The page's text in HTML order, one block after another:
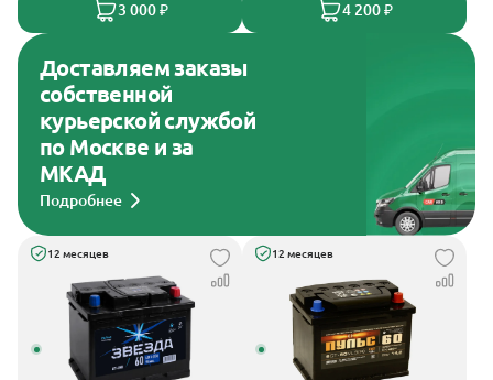
3 000 ₽ 4 200 ₽
Доставляем заказы
собственной
курьерской службой
по Москве и за
МКАД
Подробнее
12 месяцев 12 месяцев